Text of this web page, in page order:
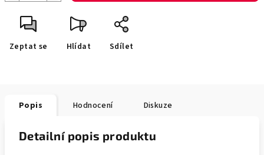
Zeptat se Hlídat Sdílet
Popis Hodnocení Diskuze
Detailní popis produktu